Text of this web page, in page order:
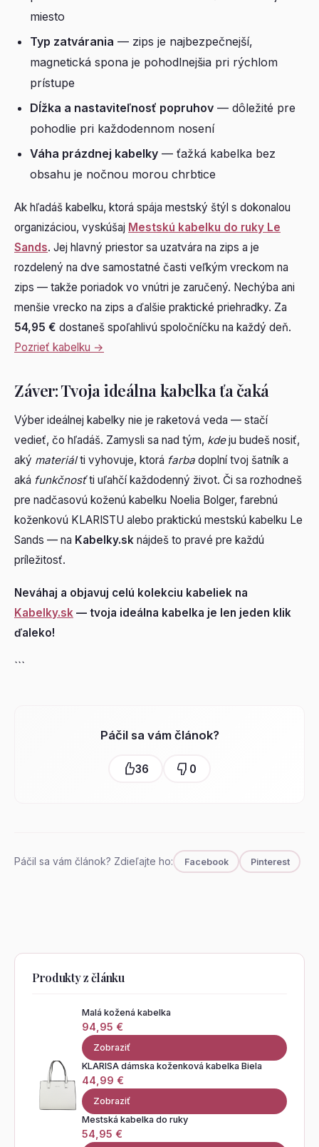
miesto
Typ zatvárania — zips je najbezpečnejší,
magnetická spona je pohodlnejšia pri rýchlom
prístupe
Dĺžka a nastaviteľnosť popruhov — dôležité pre
pohodlie pri každodennom nosení
Váha prázdnej kabelky — ťažká kabelka bez
obsahu je nočnou morou chrbtice
Ak hľadáš kabelku, ktorá spája mestský štýl s dokonalou
organizáciou, vyskúšaj Mestskú kabelku do ruky Le
Sands. Jej hlavný priestor sa uzatvára na zips a je
rozdelený na dve samostatné časti veľkým vreckom na
zips — takže poriadok vo vnútri je zaručený. Nechýba ani
menšie vrecko na zips a ďalšie praktické priehradky. Za
54,95 € dostaneš spoľahlivú spoločníčku na každý deň.
Pozrieť kabelku →
Záver: Tvoja ideálna kabelka ťa čaká
Výber ideálnej kabelky nie je raketová veda — stačí
vedieť, čo hľadáš. Zamysli sa nad tým, kdeju budeš nosiť,
aký materiálti vyhovuje, ktorá farba doplní tvoj šatník a
aká funkčnosťti uľahčí každodenný život. Či sa rozhodneš
pre nadčasovú koženú kabelku Noelia Bolger, farebnú
koženkovú KLARISTU alebo praktickú mestskú kabelku Le
Sands — na Kabelky.sk nájdeš to pravé pre každú
príležitosť.
Neváhaj a objavuj celú kolekciu kabeliek na
Kabelky.sk — tvoja ideálna kabelka je len jeden klik
ďaleko!
```
Páčil sa vám článok?
36 0
Páčil sa vám článok? Zdieľajte ho: Facebook Pinterest
Produkty z článku
Malá kožená kabelka
94,95 €
Zobraziť
KLARISA dámska koženková kabelka Biela
44,99 €
Zobraziť
Mestská kabelka do ruky
54,95 €